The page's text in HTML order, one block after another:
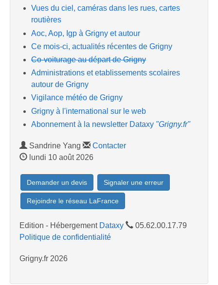
Vues du ciel, caméras dans les rues, cartes
routières
Aoc, Aop, Igp à Grigny et autour
Ce mois-ci, actualités récentes de Grigny
Co-voiturage au départ de Grigny
Administrations et etablissements scolaires
autour de Grigny
Vigilance météo de Grigny
Grigny à l'international sur le web
Abonnement à la newsletter Dataxy "Grigny.fr"
Sandrine Yang
Contacter
lundi 10 août 2026
Demander un devis Signaler une erreur
Rejoindre le réseau LaFrance
Edition - Hébergement Dataxy
05.62.00.17.79
Politique de confidentialité
Grigny.fr 2026